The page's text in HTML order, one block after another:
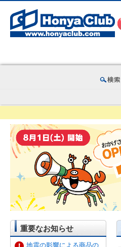
重要なお知らせ
地震の影響による商品の